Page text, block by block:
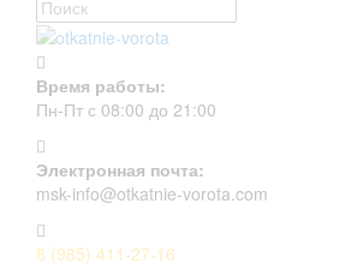
Время работы:
Пн-Пт с 08:00 до 21:00
Электронная почта:
msk-info@otkatnie-vorota.com
8 (985) 411-27-16